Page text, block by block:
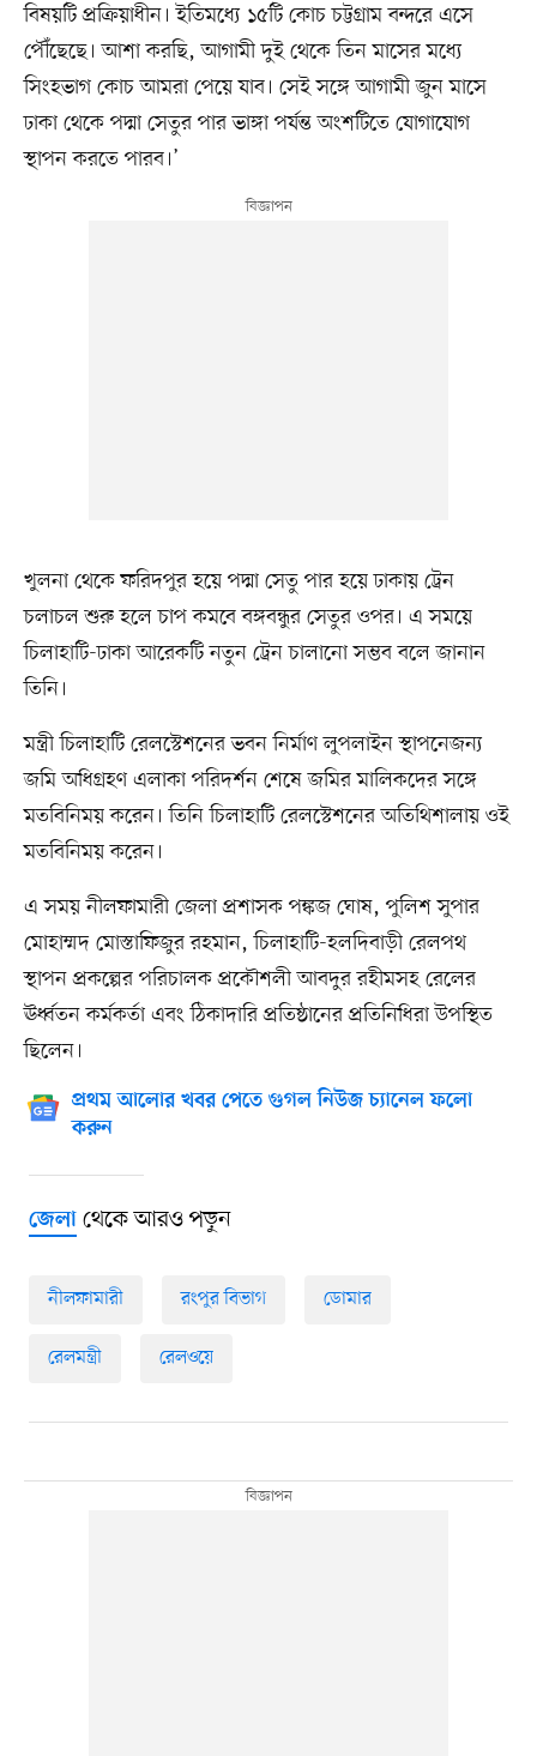
বিষয়টি প্রক্রিয়াধীন। ইতিমধ্যে ১৫টি কোচ চট্টগ্রাম বন্দরে এসে
পৌঁছেছে। আশা করছি, আগামী দুই থেকে তিন মাসের মধ্যে
সিংহভাগ কোচ আমরা পেয়ে যাব। সেই সঙ্গে আগামী জুন মাসে
ঢাকা থেকে পদ্মা সেতুর পার ভাঙ্গা পর্যন্ত অংশটিতে যোগাযোগ
স্থাপন করতে পারব।’
খুলনা থেকে ফরিদপুর হয়ে পদ্মা সেতু পার হয়ে ঢাকায় ট্রেন
চলাচল শুরু হলে চাপ কমবে বঙ্গবন্ধুর সেতুর ওপর। এ সময়ে
চিলাহাটি-ঢাকা আরেকটি নতুন ট্রেন চালানো সম্ভব বলে জানান
তিনি।
মন্ত্রী চিলাহাটি রেলস্টেশনের ভবন নির্মাণ লুপলাইন স্থাপনেজন্য
জমি অধিগ্রহণ এলাকা পরিদর্শন শেষে জমির মালিকদের সঙ্গে
মতবিনিময় করেন। তিনি চিলাহাটি রেলস্টেশনের অতিথিশালায় ওই
মতবিনিময় করেন।
এ সময় নীলফামারী জেলা প্রশাসক পঙ্কজ ঘোষ, পুলিশ সুপার
মোহাম্মদ মোস্তাফিজুর রহমান, চিলাহাটি-হলদিবাড়ী রেলপথ
স্থাপন প্রকল্পের পরিচালক প্রকৌশলী আবদুর রহীমসহ রেলের
ঊর্ধ্বতন কর্মকর্তা এবং ঠিকাদারি প্রতিষ্ঠানের প্রতিনিধিরা উপস্থিত
ছিলেন।
প্রথম আলোর খবর পেতে গুগল নিউজ চ্যানেল ফলো
করুন
জেলাথেকে আরও পড়ুন
নীলফামারী রংপুর বিভাগ ডোমার
রেলমন্ত্রী রেলওয়ে